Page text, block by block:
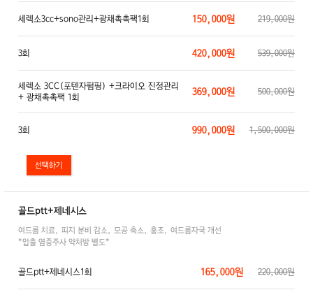
세렉소3cc+sono관리+광채촉촉팩1회 150,000원 219,000원
3회 420,000원 539,000원
세렉소 3CC(포텐자펌핑) +크라이오 진정관리
+ 광채촉촉팩 1회
369,000원 500,000원
3회 990,000원 1,500,000원
골드ptt+제네시스
여드름 치료, 피지 분비 감소, 모공 축소, 홍조, 여드름자국 개선
*압출 염증주사 약처방 별도*
골드ptt+제네시스1회 165,000원 220,000원